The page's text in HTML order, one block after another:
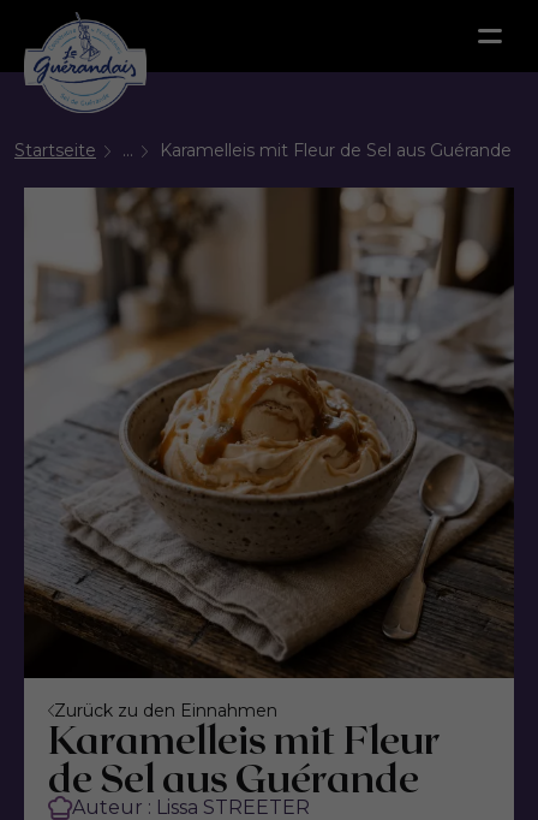
Startseite ... Karamelleis mit Fleur de Sel aus Guérande
Zurück zu den Einnahmen
Karamelleis mit Fleur
de Sel aus Guérande
Auteur : Lissa STREETER